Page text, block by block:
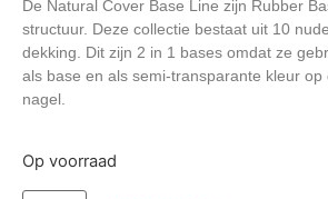
De Natural Cover Base Line zijn Rubber
structuur. Deze collectie bestaat uit 10
dekking. Dit zijn 2 in 1 bases omdat ze
als base en als semi-transparante kleur op
nagel.
Op voorraad